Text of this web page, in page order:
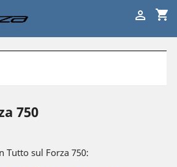
shopping_cart

750
Tutto sul Forza 750: